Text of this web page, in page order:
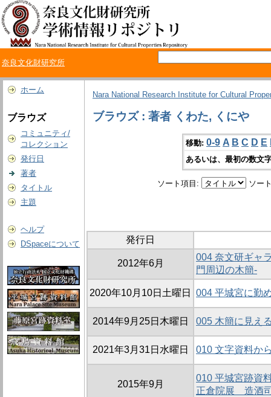
奈良文化財研究所
ホーム
ブラウズ
コミュニティ/
コレクション
発行日
著者
タイトル
主題
ヘルプ
DSpaceについて
Nara National Research Institute for Cultural
ブラウズ : 著者 くわた, くにや
移動: 0-9 A B C D E
あるいは、最初の数文
ソート項目: ソー
発行日
2012年6月
004 奈文研ギャ
門周辺の木簡-
2020年10月10日土曜日 004 平城宮に勤
2014年9月25日木曜日 005 木簡に見え
2021年3月31日水曜日 010 文字資料か
2015年9月
010 平城宮跡資
正倉院展 造酒